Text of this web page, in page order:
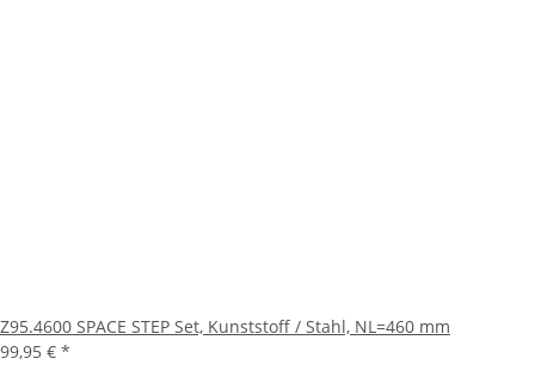
Z95.4600 SPACE STEP Set, Kunststoff / Stahl, NL=460 mm
99,95 € *